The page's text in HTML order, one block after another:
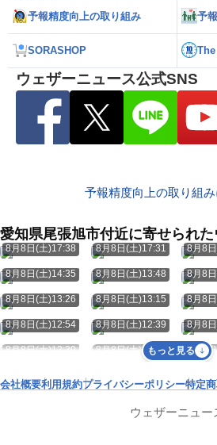
予報精度向上の取り組み 予
SORASHOP
ウェザーニュース公式SNS
予報精度向上の取り組
愛知県尾張旭市付近に寄せられ
8月8日(土)17:38 8月8日(土)17:31 8月8
8月8日(土)14:35 8月8日(土)13:48 8月8
8月8日(土)13:26 8月8日(土)13:15 8月8
8月8日(土)12:54 8月8日(土)12:39 8月8
8月8日(土)12:30 8月8日(土)12:29 8月8
もっと見る
会社概要利用規約プライバシーポリシー特定
ウェザーニュー